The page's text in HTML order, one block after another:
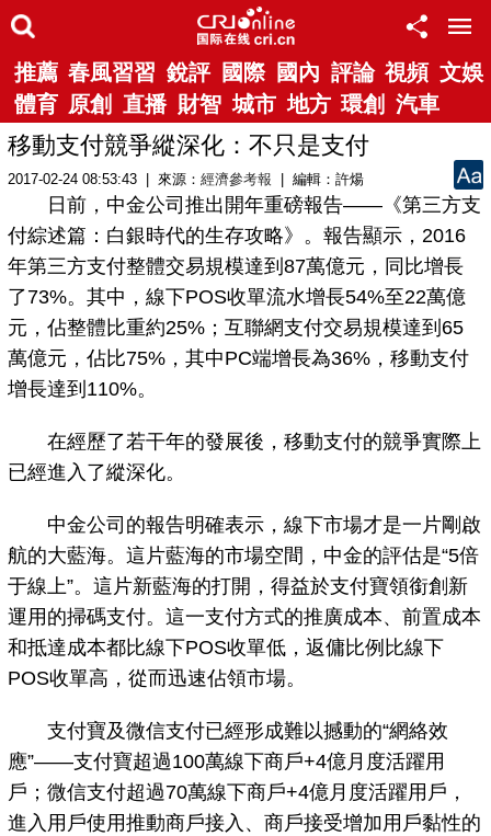
推薦 春風習習 銳評 國際 國內 評論 視頻 文娛
體育 原創 直播 財智 城市 地方 環創 汽車
移動支付競爭縱深化：不只是支付
2017-02-24 08:53:43 | 來源：經濟參考報 | 編輯：許煬
日前，中金公司推出開年重磅報告——《第三方支
付綜述篇：白銀時代的生存攻略》。報告顯示，2016
年第三方支付整體交易規模達到87萬億元，同比增長
了73%。其中，線下POS收單流水增長54%至22萬億
元，佔整體比重約25%；互聯網支付交易規模達到65
萬億元，佔比75%，其中PC端增長為36%，移動支付
增長達到110%。
在經歷了若干年的發展後，移動支付的競爭實際上
已經進入了縱深化。
中金公司的報告明確表示，線下市場才是一片剛啟
航的大藍海。這片藍海的市場空間，中金的評估是“5倍
于線上”。這片新藍海的打開，得益於支付寶領銜創新
運用的掃碼支付。這一支付方式的推廣成本、前置成本
和抵達成本都比線下POS收單低，返傭比例比線下
POS收單高，從而迅速佔領市場。
支付寶及微信支付已經形成難以撼動的“網絡效
應”——支付寶超過100萬線下商戶+4億月度活躍用
戶；微信支付超過70萬線下商戶+4億月度活躍用戶，
進入用戶使用推動商戶接入、商戶接受增加用戶黏性的